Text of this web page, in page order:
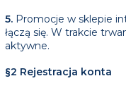
5. Promocje w sklepie
łączą się. W trakcie
aktywne.
§2 Rejestracja konta